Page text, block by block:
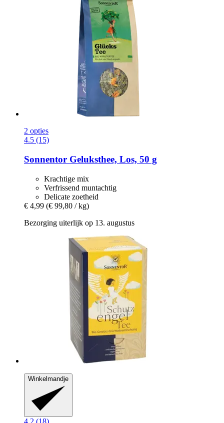
2 opties
4.5 (15)
Sonnentor Geluksthee, Los, 50 g
Krachtige mix
Verfrissend muntachtig
Delicate zoetheid
€ 4,99 (€ 99,80 / kg)
Bezorging uiterlijk op 13. augustus
Winkelmandje
4.2 (18)